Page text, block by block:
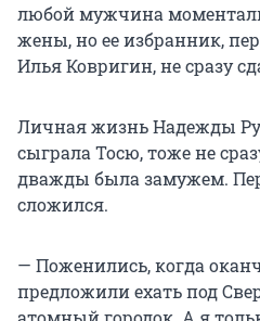
любой мужчина
жены, но ее избранник,
Илья Ковригин, не сразу
Личная жизнь Надежды
сыграла Тосю, тоже не
дважды была замужем.
сложился.
— Поженились, когда
предложили ехать под